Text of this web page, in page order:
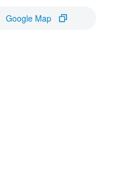
Google Map